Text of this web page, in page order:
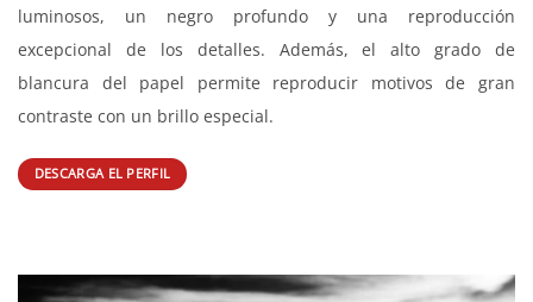
artístico blanco claro hecho a base de algodón 100%. La suave
estructura de fieltro y la suave sensación al tacto de Photo
Rag® confieren a cada impresión una expresiva profundidad
y tridimensionalidad. En combinación con el recubrimiento
premium mate inkjet, es capaz de generar impresiones
impactantes que despiertan admiración con colores
blancura del papel permite reproducir motivos de gran